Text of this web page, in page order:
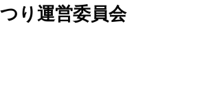
つり運営委員会